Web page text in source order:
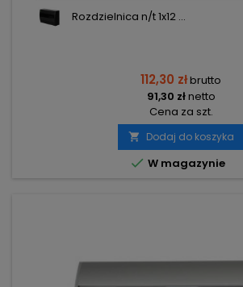
Rozdzielnica n/t 1x12 ...
112,30 złbrutto
91,30 złnetto
Cena za szt.
 Dodaj do koszyka
 W magazynie